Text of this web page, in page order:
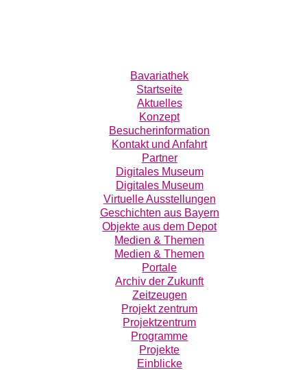
Bavariathek
Startseite
Aktuelles
Konzept
Besucherinformation
Kontakt und Anfahrt
Partner
Digitales Museum
Digitales Museum
Virtuelle Ausstellungen
Geschichten aus Bayern
Objekte aus dem Depot
Medien & Themen
Medien & Themen
Portale
Archiv der Zukunft
Zeitzeugen
Projekt zentrum
Projektzentrum
Programme
Projekte
Einblicke